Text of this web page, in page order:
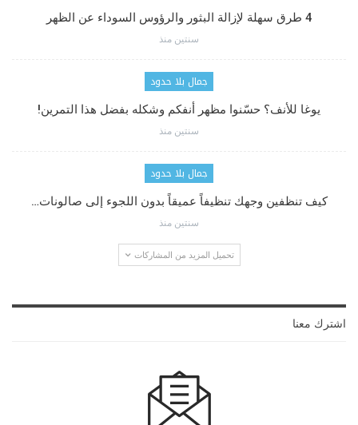
4 طرق سهلة لإزالة البثور والرؤوس السوداء عن الظهر
سنتين منذ
جمال بلا حدود
يوغا للأنف؟ حسّنوا مظهر أنفكم وشكله بفضل هذا التمرين!
سنتين منذ
جمال بلا حدود
كيف تنظفين وجهك تنظيفاً عميقاً بدون اللجوء إلى صالونات…
سنتين منذ
تحميل المزيد من المشاركات
اشترك معنا